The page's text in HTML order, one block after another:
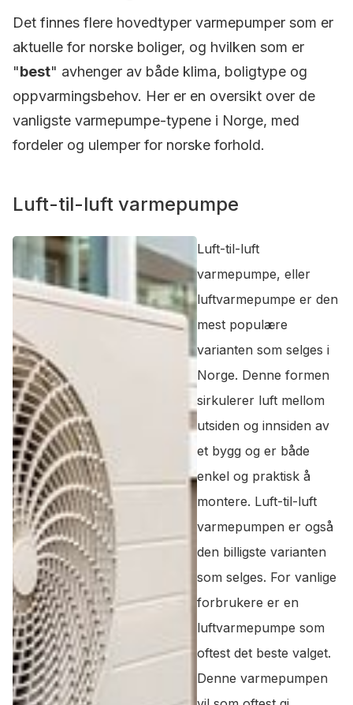
Det finnes flere hovedtyper varmepumper som er
aktuelle for norske boliger, og hvilken som er
"best" avhenger av både klima, boligtype og
oppvarmingsbehov. Her er en oversikt over de
vanligste varmepumpe-typene i Norge, med
fordeler og ulemper for norske forhold.
Luft-til-luft varmepumpe
Luft-til-luft
varmepumpe, eller
luftvarmepumpe er den
mest populære
varianten som selges i
Norge. Denne formen
sirkulerer luft mellom
utsiden og innsiden av
et bygg og er både
enkel og praktisk å
montere. Luft-til-luft
varmepumpen er også
den billigste varianten
som selges. For vanlige
forbrukere er en
luftvarmepumpe som
oftest det beste valget.
Denne varmepumpen